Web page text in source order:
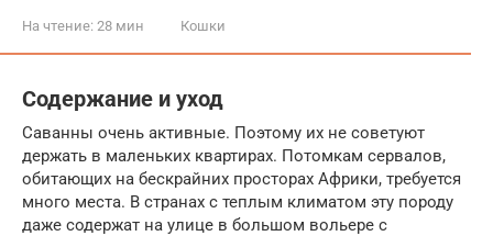
На чтение: 28 мин Кошки
Содержание и уход
Саванны очень активные. Поэтому их не советуют
держать в маленьких квартирах. Потомкам сервалов,
обитающих на бескрайних просторах Африки, требуется
много места. В странах с теплым климатом эту породу
даже содержат на улице в большом вольере с